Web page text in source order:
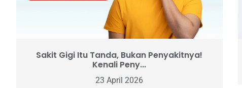
Sakit Gigi Itu Tanda, Bukan Penyakitnya!
Kenali Peny...
23 April 2026